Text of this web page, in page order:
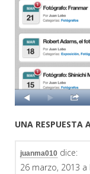
UNA RESPUESTA
juanma010 dice:
26 marzo, 2013 a